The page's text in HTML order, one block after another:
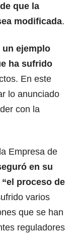
que la
modificada.
un ejemplo
ha sufrido
En este
lo anunciado
con la
Empresa de
en su
proceso de
varios
que se han
reguladores